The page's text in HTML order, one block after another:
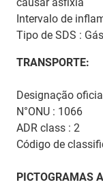
Intervalo de
Tipo de SDS :
TRANSPORTE:
Designação
N°ONU : 1066
ADR class : 2
Código de
PICTOGRAMAS